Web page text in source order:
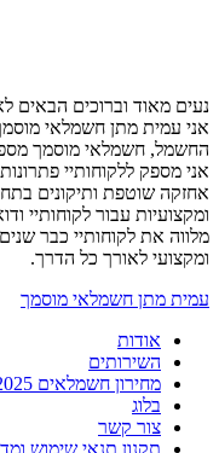
נעים מאוד וברוכים הבאים
החשמל, חשמלאי מוסמך מספר
אני מספק ללקוחותיי
אחזקה שוטפת ותיקונים
מלווה את לקוחותיי כבר
ומקצועי לאורך כל הדרך.
עמית מתן חשמלאי מוסמך
אודות
השירותים
מחירון חשמלאים 2025
בלוג
צור קשר
תקנון תנאי שימוש